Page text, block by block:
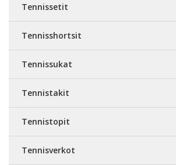
Tennissetit
Tennisshortsit
Tennissukat
Tennistakit
Tennistopit
Tennisverkot